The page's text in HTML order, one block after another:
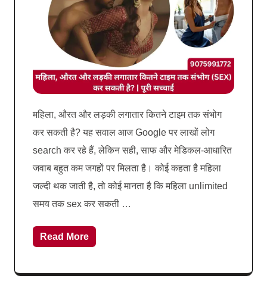
महिला, औरत और लड़की लगातार कितने टाइम तक संभोग
कर सकती है? यह सवाल आज Google पर लाखों लोग
search कर रहे हैं, लेकिन सही, साफ और मेडिकल-आधारित
जवाब बहुत कम जगहों पर मिलता है। कोई कहता है महिला
जल्दी थक जाती है, तो कोई मानता है कि महिला unlimited
समय तक sex कर सकती …
Read More